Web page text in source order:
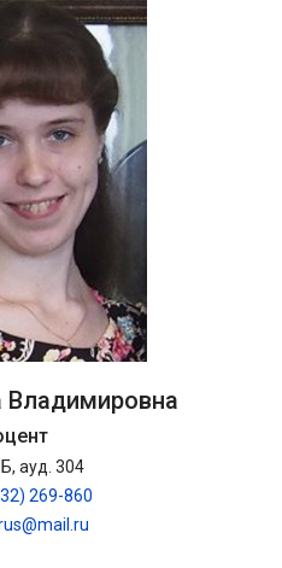
Владимировна
ауд. 304
269-860